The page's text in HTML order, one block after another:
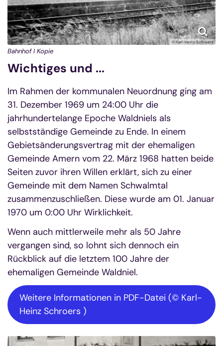
© Karl-Heinz Schroers
Bahnhof I Kopie
Wichtiges und ...
Im Rahmen der kommunalen Neuordnung ging am
31. Dezember 1969 um 24:00 Uhr die
jahrhundertelange Epoche Waldniels als
selbstständige Gemeinde zu Ende. In einem
Gebietsänderungsvertrag mit der ehemaligen
Gemeinde Amern vom 22. März 1968 hatten beide
Seiten zuvor ihren Willen erklärt, sich zu einer
Gemeinde mit dem Namen Schwalmtal
zusammenzuschließen. Diese wurde am 01. Januar
1970 um 0:00 Uhr Wirklichkeit.
Wenn auch mittlerweile mehr als 50 Jahre
vergangen sind, so lohnt sich dennoch ein
Rückblick auf die letztem 100 Jahre der
ehemaligen Gemeinde Waldniel.
Weitere Informationen in PDF-Datei (© Karl-
Heinz Schroers )